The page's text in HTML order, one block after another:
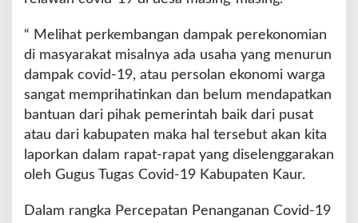
“ Melihat perkembangan dampak perekonomian
di masyarakat misalnya ada usaha yang menurun
dampak covid-19, atau persolan ekonomi warga
sangat memprihatinkan dan belum mendapatkan
bantuan dari pihak pemerintah baik dari pusat
atau dari kabupaten maka hal tersebut akan kita
laporkan dalam rapat-rapat yang diselenggarakan
oleh Gugus Tugas Covid-19 Kabupaten Kaur.
Dalam rangka Percepatan Penanganan Covid-19